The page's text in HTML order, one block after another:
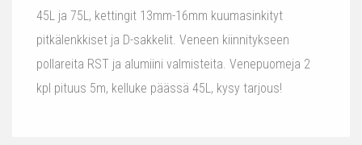
45L ja 75L, kettingit 13mm-16mm kuumasinkityt
pitkälenkkiset ja D-sakkelit. Veneen kiinnitykseen
pollareita RST ja alumiini valmisteita. Venepuomeja 2
kpl pituus 5m, kelluke päässä 45L, kysy tarjous!